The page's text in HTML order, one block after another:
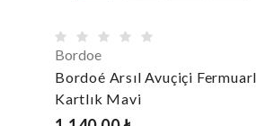
Bordoe
Bordoé Arsıl Avuçiçi
Kartlık Mavi